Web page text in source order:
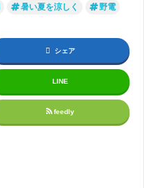
暑い夏を涼しく 野電
シェア
LINE
feedly